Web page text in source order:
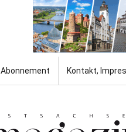
Abonnement Kontakt,